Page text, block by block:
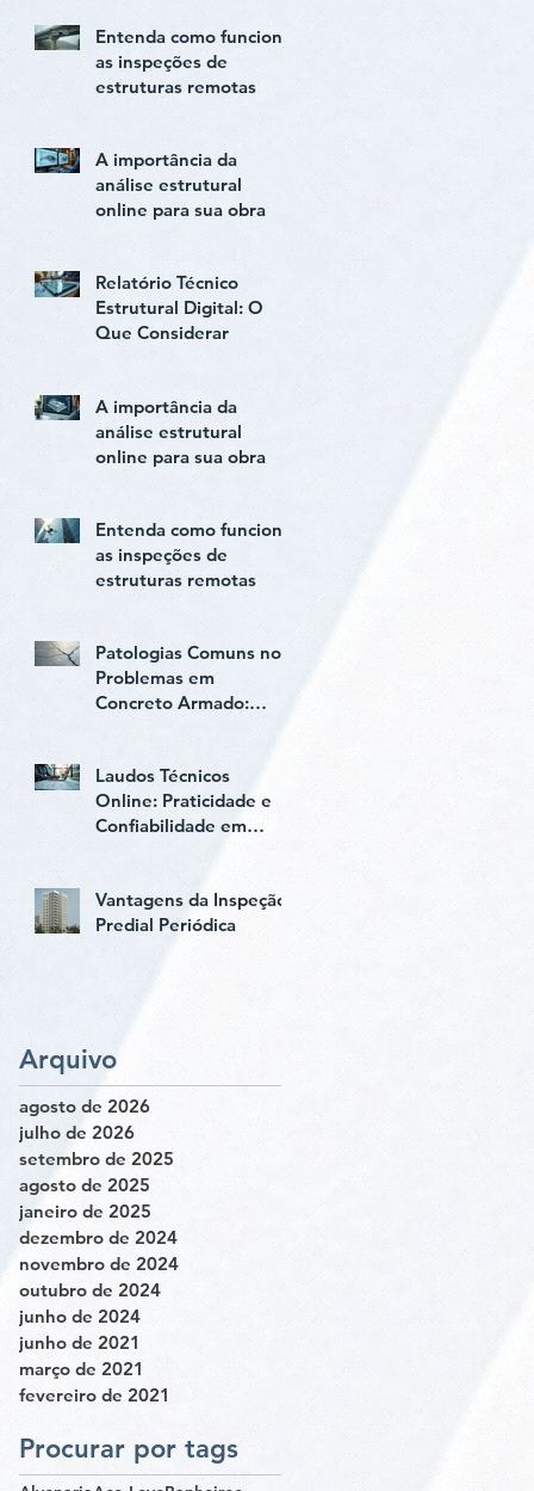
Entenda como funciona
as inspeções de
estruturas remotas
A importância da
análise estrutural
online para sua obra
Relatório Técnico
Estrutural Digital: O
Que Considerar
A importância da
análise estrutural
online para sua obra
Entenda como funciona
as inspeções de
estruturas remotas
Patologias Comuns nos
Problemas em
Concreto Armado:
Diagnóstico e Soluções
Laudos Técnicos
Online: Praticidade e
Confiabilidade em
Vantagens da Inspeção
Predial Periódica
Arquivo
agosto de 2026
julho de 2026
setembro de 2025
agosto de 2025
janeiro de 2025
dezembro de 2024
novembro de 2024
outubro de 2024
junho de 2024
junho de 2021
março de 2021
fevereiro de 2021
Procurar por tags